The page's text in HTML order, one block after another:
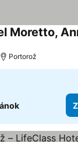
Moretto,
Portorož